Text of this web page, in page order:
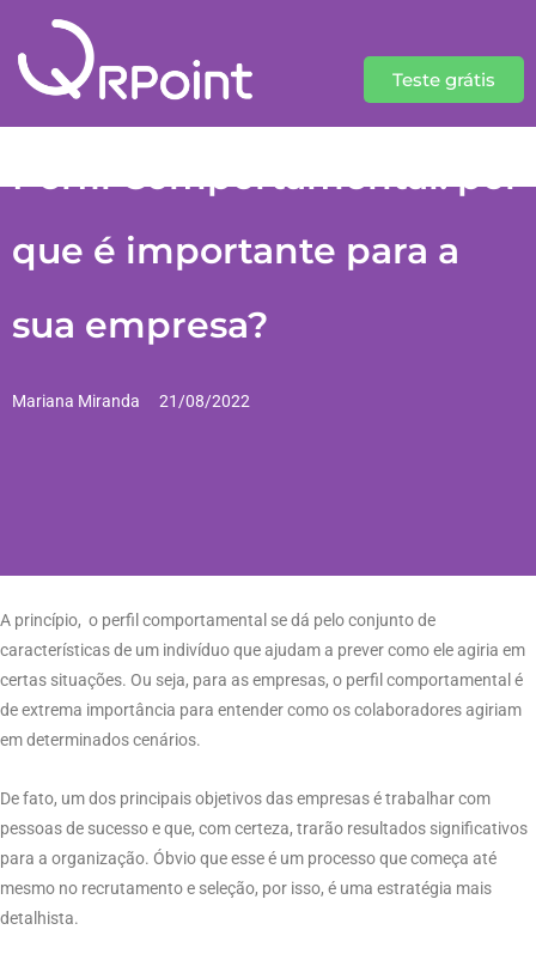
Teste grátis
Perfil Comportamental: por
que é importante para a
sua empresa?
Mariana Miranda 21/08/2022
A princípio, o perfil comportamental se dá pelo conjunto de
características de um indivíduo que ajudam a prever como ele agiria em
certas situações. Ou seja, para as empresas, o perfil comportamental é
de extrema importância para entender como os colaboradores agiriam
em determinados cenários.
De fato, um dos principais objetivos das empresas é trabalhar com
pessoas de sucesso e que, com certeza, trarão resultados significativos
para a organização. Óbvio que esse é um processo que começa até
mesmo no recrutamento e seleção, por isso, é uma estratégia mais
detalhista.